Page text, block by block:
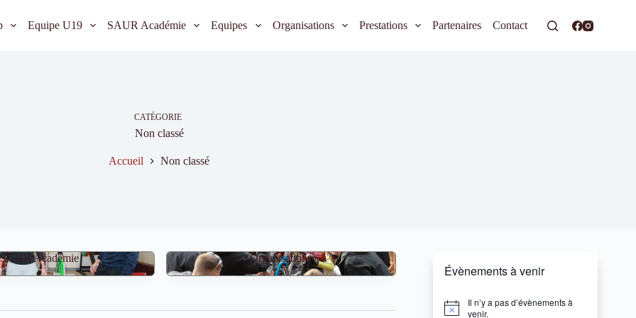
Equipe U19 SAUR Académie Equipes Organisations Prestations Partenaires Contact
CATÉGORIE
Non classé
Accueil Non classé
SAUR Académie Organisations
Évènements à venir
N
Il n’y a pas d’évènements à
venir.